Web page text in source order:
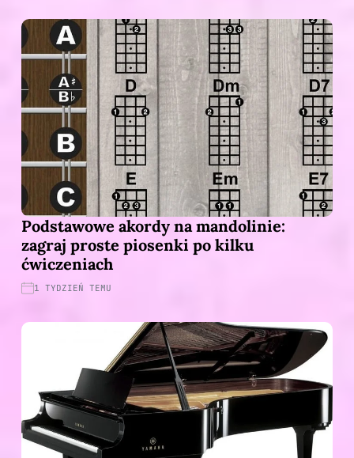
Podstawowe akordy na mandolinie:
zagraj proste piosenki po kilku
ćwiczeniach
1 TYDZIEŃ TEMU